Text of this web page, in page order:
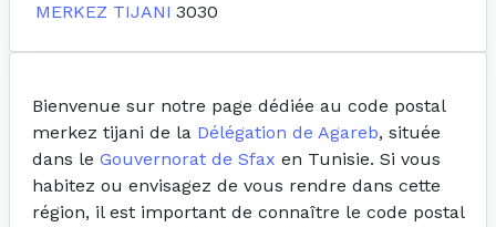
MERKEZ TIJANI 3030
Bienvenue sur notre page dédiée au code postal
merkez tijani de la Délégation de Agareb, située
dans le Gouvernorat de Sfax en Tunisie. Si vous
habitez ou envisagez de vous rendre dans cette
région, il est important de connaître le code postal